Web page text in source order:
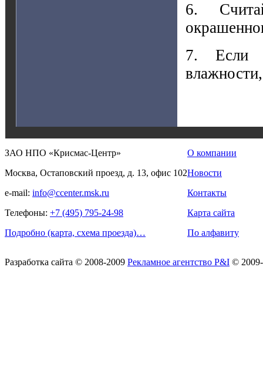
6.
7. Если
ЗАО НПО «Крисмас-Центр»
Москва, Остаповский проезд, д. 13, офис 102
e-mail: info@ccenter.msk.ru
Телефоны: +7 (495) 795-24-98
Подробно (карта, схема проезда)…
О компании
Новости
Контакты
Карта сайта
По алфавиту
Разработка сайта © 2008-2009 Рекламное агентство P&I ©